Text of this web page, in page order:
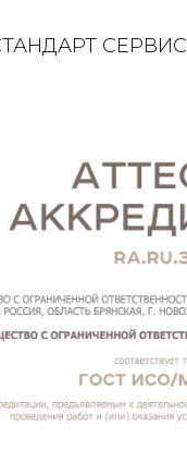
СЕРВИС